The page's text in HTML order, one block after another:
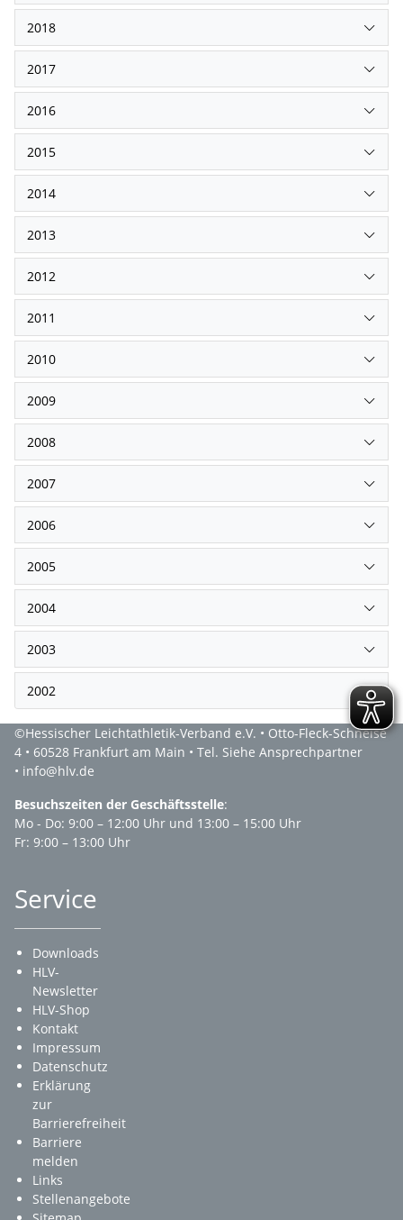
2018
2017
2016
2015
2014
2013
2012
2011
2010
2009
2008
2007
2006
2005
2004
2003
2002
©Hessischer Leichtathletik-Verband e.V. • Otto-Fleck-Schneise
4 • 60528 Frankfurt am Main • Tel. Siehe Ansprechpartner
• info@hlv.de
Besuchszeiten der Geschäftsstelle:
Mo - Do: 9:00 – 12:00 Uhr und 13:00 – 15:00 Uhr
Fr: 9:00 – 13:00 Uhr
Service
Downloads
HLV-
Newsletter
HLV-Shop
Kontakt
Impressum
Datenschutz
Erklärung
zur
Barrierefreiheit
Barriere
melden
Links
Stellenangebote